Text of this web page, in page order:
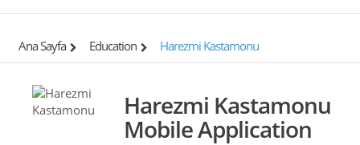
Ana Sayfa Education Harezmi Kastamonu
Harezmi Kastamonu
Mobile Application